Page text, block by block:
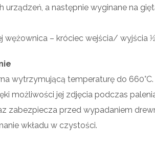
a następnie wyginane na
– króciec wejścia/ wyjścia
wytrzymującą temperaturę do 660°C.
możliwości jej zdjęcia podczas
zabezpiecza przed wypadaniem
wkładu w czystości.